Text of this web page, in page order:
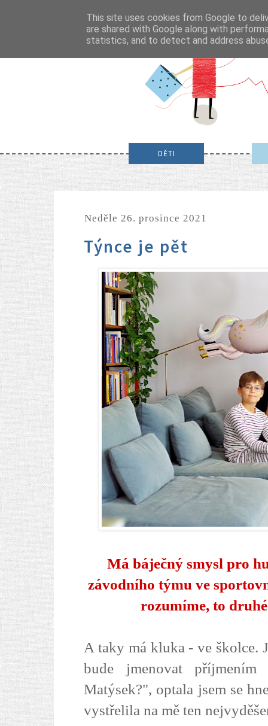
DĚTI
neděle 26. prosince 2021
Týnce je pět
Má báječný smysl pro
závodního týmu ve
rozumíme, to
A taky má kluka - ve školce.
bude jmenovat
Matýsek?", optala jsem se
vystřelila na mě ten
This site uses cookies from Google to
are shared with Google along with
statistics, and to detect and address